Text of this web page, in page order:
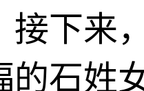
下来
石姓